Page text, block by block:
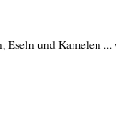
und Kamelen ...